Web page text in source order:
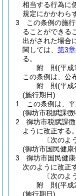
相当する行為に
規定にかかわら
3
この条例の施
ることができる
出がされた場合
関しては、 第3章
る。
附 則(平成
この条例は、公
附 則(平成
(施行期日)
1
この条例は、
(御坊市税賦課
2
御坊市税賦課
ように改正する。
〔次のよ
(御坊市国民健
3
御坊市国民健
次のように改正
〔次のよ
附 則(平成
(施行期日)